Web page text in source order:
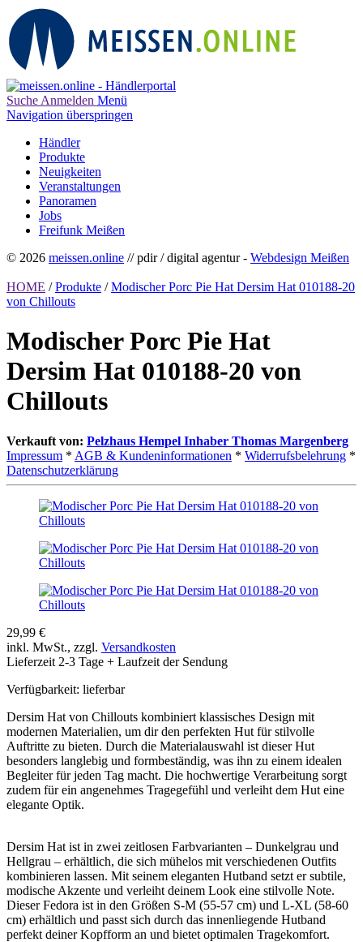
Suche Anmelden Menü
Navigation überspringen
Händler
Produkte
Neuigkeiten
Veranstaltungen
Panoramen
Jobs
Freifunk Meißen
© 2026 meissen.online // pdir / digital agentur - Webdesign Meißen
HOME / Produkte / Modischer Porc Pie Hat Dersim Hat 010188-20
von Chillouts
Modischer Porc Pie Hat
Dersim Hat 010188-20 von
Chillouts
Verkauft von: Pelzhaus Hempel Inhaber Thomas Margenberg
Impressum * AGB & Kundeninformationen * Widerrufsbelehrung *
Datenschutzerklärung
29,99 €
inkl. MwSt., zzgl. Versandkosten
Lieferzeit 2-3 Tage + Laufzeit der Sendung
Verfügbarkeit: lieferbar
Dersim Hat von Chillouts kombiniert klassisches Design mit
modernen Materialien, um dir den perfekten Hut für stilvolle
Auftritte zu bieten. Durch die Materialauswahl ist dieser Hut
besonders langlebig und formbeständig, was ihn zu einem idealen
Begleiter für jeden Tag macht. Die hochwertige Verarbeitung sorgt
zudem für ein angenehmes Tragegefühl und verleiht dem Hut eine
elegante Optik.
Dersim Hat ist in zwei zeitlosen Farbvarianten – Dunkelgrau und
Hellgrau – erhältlich, die sich mühelos mit verschiedenen Outfits
kombinieren lassen. Mit seinem eleganten Hutband setzt er subtile,
modische Akzente und verleiht deinem Look eine stilvolle Note.
Dieser Fedora ist in den Größen S-M (55-57 cm) und L-XL (58-60
cm) erhältlich und passt sich durch das innenliegende Hutband
perfekt deiner Kopfform an und bietet optimalen Tragekomfort.